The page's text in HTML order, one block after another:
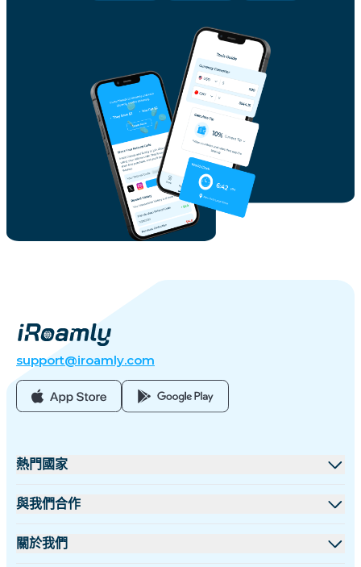
support@iroamly.com
熱門國家
美國
與我們合作
批發平台
關於我們